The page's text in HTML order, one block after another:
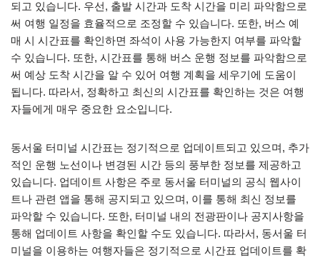
되고 있습니다. 우선, 출발 시간과 도착 시간을 미리 파악함으로
써 여행 일정을 효율적으로 조정할 수 있습니다. 또한, 버스 예
매 시 시간표를 확인하면 좌석이 사용 가능한지 여부를 파악할
수 있습니다. 또한, 시간표를 통해 버스 운행 정보를 파악함으로
써 예상 도착 시간을 알 수 있어 여행 계획을 세우기에 도움이
됩니다. 따라서, 정확하고 최신의 시간표를 확인하는 것은 여행
자들에게 매우 중요한 요소입니다.
동서울 터미널 시간표는 정기적으로 업데이트되고 있으며, 추가
적인 운행 노선이나 변경된 시간 등의 풍부한 정보를 제공하고
있습니다. 업데이트 사항은 주로 동서울 터미널의 공식 웹사이
트나 관련 앱을 통해 공지되고 있으며, 이를 통해 최신 정보를
파악할 수 있습니다. 또한, 터미널 내의 전광판이나 공지사항을
통해 업데이트 사항을 확인할 수도 있습니다. 따라서, 동서울 터
미널을 이용하는 여행자들은 정기적으로 시간표 업데이트를 확